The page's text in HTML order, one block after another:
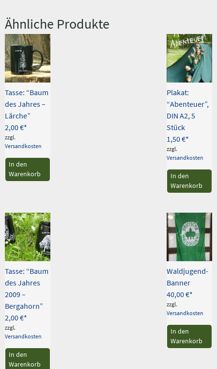
Ähnliche Produkte
Tasse: “Baum
des Jahres –
Lärche”
2,00€
zzgl.
Versandkosten
In den
Warenkorb
Plakat:
“Abenteuer”,
DIN A2, 5
Stück
1,50€
zzgl.
Versandkosten
In den
Warenkorb
Tasse: “Baum
des Jahres
2009 –
Bergahorn”
2,00€
zzgl.
Versandkosten
In den
Warenkorb
Waldjugend-
Banner
40,00€
zzgl.
Versandkosten
In den
Warenkorb